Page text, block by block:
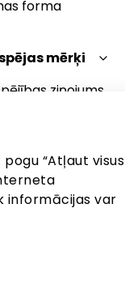
“Atļaut visus
informācijas var
forma
mērķi
ziņojums